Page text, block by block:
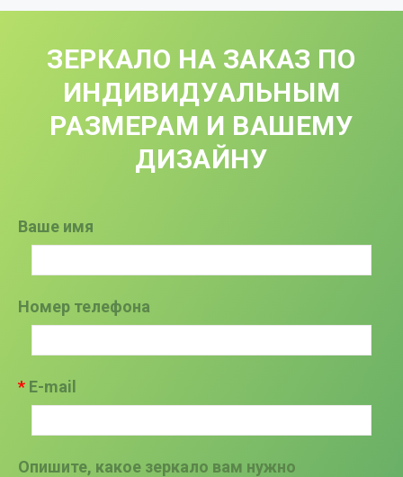
ЗЕРКАЛО НА ЗАКАЗ ПО
ИНДИВИДУАЛЬНЫМ
РАЗМЕРАМ И ВАШЕМУ
ДИЗАЙНУ
Ваше имя
Номер телефона
E-mail
Опишите, какое зеркало вам нужно